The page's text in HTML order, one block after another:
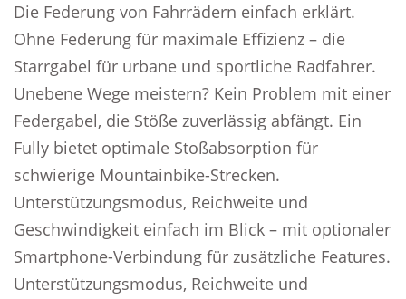
Die Federung von Fahrrädern einfach erklärt.
Ohne Federung für maximale Effizienz – die
Starrgabel für urbane und sportliche Radfahrer.
Unebene Wege meistern? Kein Problem mit einer
Federgabel, die Stöße zuverlässig abfängt. Ein
Fully bietet optimale Stoßabsorption für
schwierige Mountainbike-Strecken.
Unterstützungsmodus, Reichweite und
Geschwindigkeit einfach im Blick – mit optionaler
Smartphone-Verbindung für zusätzliche Features.
Unterstützungsmodus, Reichweite und